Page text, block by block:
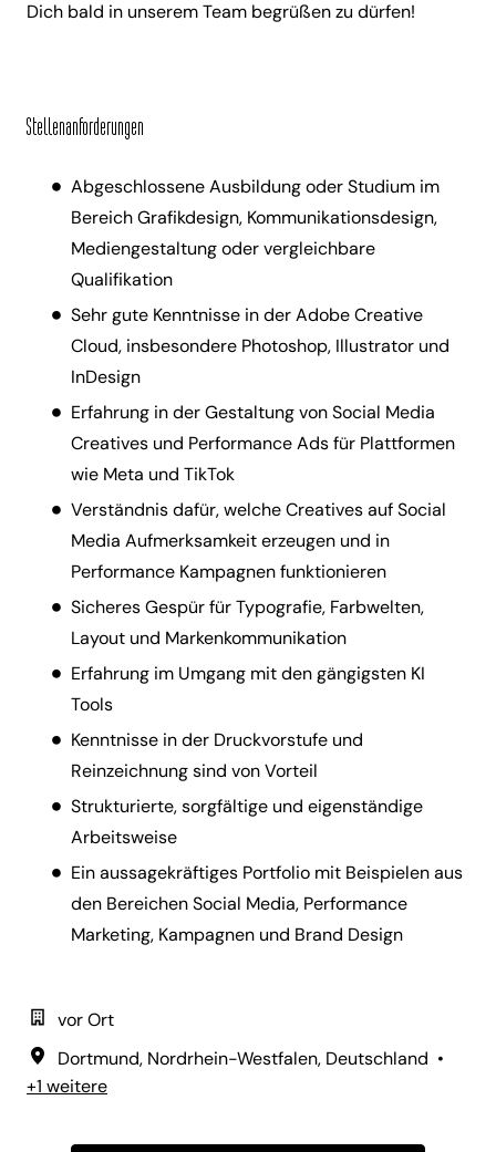
Dich bald in unserem Team begrüßen zu dürfen!
Stellenanforderungen
Abgeschlossene Ausbildung oder Studium im
Bereich Grafikdesign, Kommunikationsdesign,
Mediengestaltung oder vergleichbare
Qualifikation
Sehr gute Kenntnisse in der Adobe Creative
Cloud, insbesondere Photoshop, Illustrator und
InDesign
Erfahrung in der Gestaltung von Social Media
Creatives und Performance Ads für Plattformen
wie Meta und TikTok
Verständnis dafür, welche Creatives auf Social
Media Aufmerksamkeit erzeugen und in
Performance Kampagnen funktionieren
Sicheres Gespür für Typografie, Farbwelten,
Layout und Markenkommunikation
Erfahrung im Umgang mit den gängigsten KI
Tools
Kenntnisse in der Druckvorstufe und
Reinzeichnung sind von Vorteil
Strukturierte, sorgfältige und eigenständige
Arbeitsweise
Ein aussagekräftiges Portfolio mit Beispielen aus
den Bereichen Social Media, Performance
Marketing, Kampagnen und Brand Design
vor Ort
Dortmund, Nordrhein-Westfalen, Deutschland •
+1 weitere